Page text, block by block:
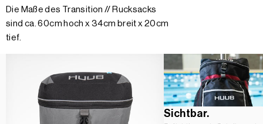
Die Maße des Transition // Rucksacks
sind ca. 60cm hoch x 34cm breit x 20cm
tief.
Sichtbar.